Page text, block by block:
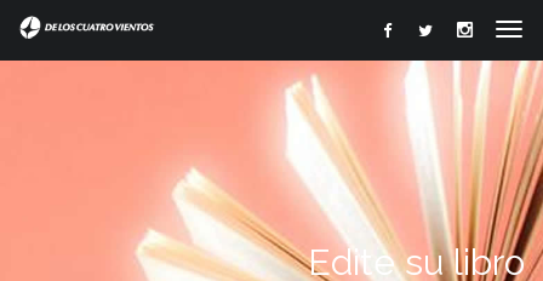
Edite su libro